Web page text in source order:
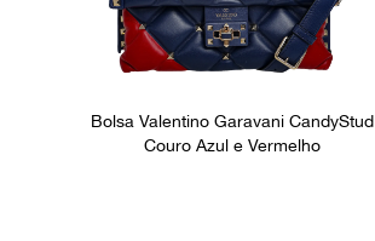
Bolsa Valentino Garavani CandyStud
Couro Azul e Vermelho